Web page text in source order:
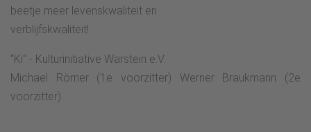
beetje meer levenskwaliteit en
verblijfskwaliteit!
"Ki" - Kulturinitiative Warstein e.V.
Michael Römer (1e voorzitter) Werner Braukmann (2e
voorzitter)